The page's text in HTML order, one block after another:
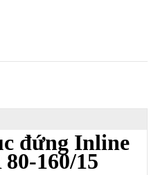
đứng Inline
160/15